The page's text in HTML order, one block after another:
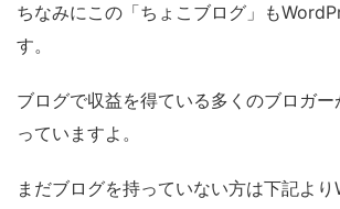
ちなみにこの「ちょこブログ」も
す。
ブログで収益を得ている多くのブロガ
っていますよ。
まだブログを持っていない方は下記よ